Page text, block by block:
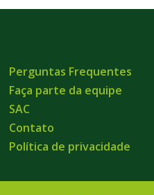
Perguntas Frequentes
Faça parte da equipe
SAC
Contato
Política de privacidade